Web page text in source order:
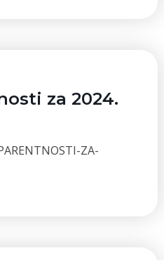
za 2024.
ZA-